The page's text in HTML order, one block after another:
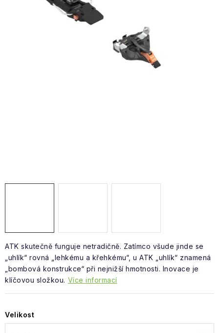
ATK skutečně funguje netradičně. Zatímco všude jinde se
„uhlík“ rovná „lehkému a křehkému“, u ATK „uhlík“ znamená
„bombová konstrukce“ při nejnižší hmotnosti. Inovace je
klíčovou složkou. Více informací
Velikost